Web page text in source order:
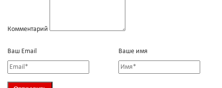
Комментарий
Ваш Email Ваше имя